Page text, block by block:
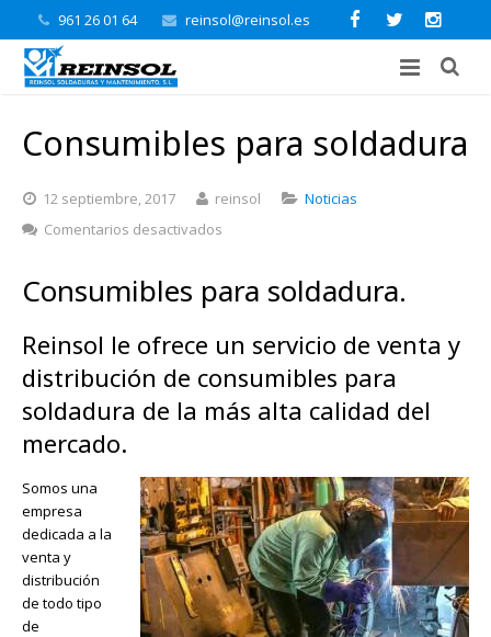
961 26 01 64 reinsol@reinsol.es
Consumibles para soldadura
12 septiembre, 2017 reinsol
Noticias
Comentarios desactivados
soldadura
Consumibles para soldadura.
Reinsol le ofrece un servicio de venta y
distribución de consumibles para
soldadura de la más alta calidad del
mercado.
Somos una
empresa
dedicada a la
venta y
distribución
de todo tipo
de